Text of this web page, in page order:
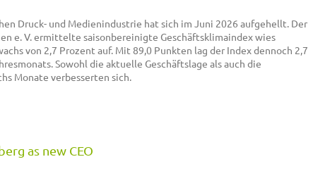
Druck- und Medienindustrie hat sich im Juni 2026 aufgehellt. Der
e. V. ermittelte saisonbereinigte Geschäftsklimaindex wies
von 2,7 Prozent auf. Mit 89,0 Punkten lag der Index dennoch 2,7
Sowohl die aktuelle Geschäftslage als auch die
Monate verbesserten sich.
as new CEO